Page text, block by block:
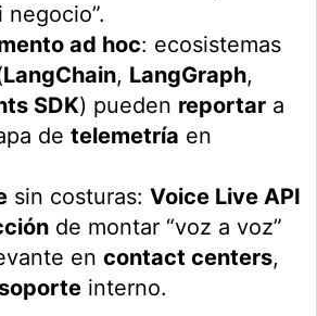
negocio”.
ad hoc: ecosistemas
LangChain, LangGraph,
SDK) pueden reportar a
detelemetría en
sin costuras:Voice Live API
de montar “voz a voz”
encontact centers,
soporte interno.